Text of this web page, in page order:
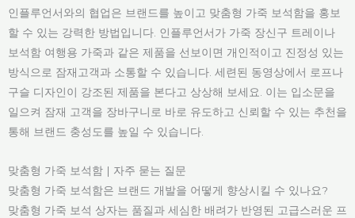
인플루언서와의 협업은 브랜드를 높이고 맞춤형 가죽 보석함을 홍보
할 수 있는 강력한 방법입니다. 인플루언서가 가죽 장신구 트레이나
보석함 여행용 가죽과 같은 제품을 선보이면 개인적이고 진정성 있는
방식으로 잠재고객과 소통할 수 있습니다. 세련된 동영상에서 로프나
구슬 디자인이 강조된 제품을 본다고 상상해 보세요. 이는 입소문을
일으켜 잠재 고객을 장바구니로 바로 유도하고 신뢰할 수 있는 추천을
통해 브랜드 충성도를 높일 수 있습니다.
맞춤형 가죽 보석함 | 자주 묻는 질문
맞춤형 가죽 보석함은 브랜드 개발을 어떻게 향상시킬 수 있나요?
맞춤형 가죽 보석 상자는 품질과 세심한 배려가 반영된 고급스러운 프